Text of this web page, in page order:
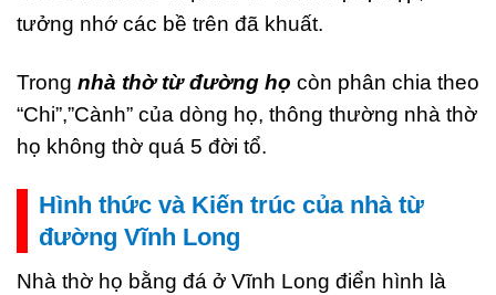
tưởng nhớ các bề trên đã khuất.
Trong nhà thờ từ đường họ còn phân chia theo
“Chi”,”Cành” của dòng họ, thông thường nhà thờ
họ không thờ quá 5 đời tổ.
Hình thức và Kiến trúc của nhà từ
đường Vĩnh Long
Nhà thờ họ bằng đá ở Vĩnh Long điển hình là